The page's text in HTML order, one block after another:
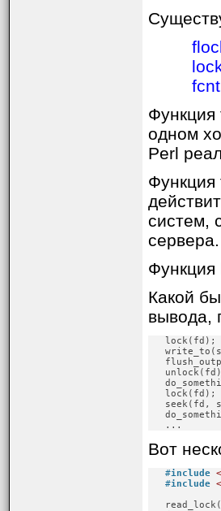
Функция
одном
Perl
Функция
систем,
Какой
вывода,
   lock(fd);
   lock(fd);
seek(fd,
   ...
Вот
#include
#include
   read_lock(